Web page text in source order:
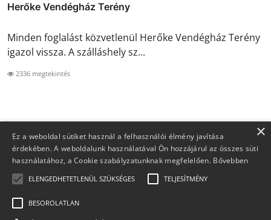
Herőke Vendégház Terény
Minden foglalást közvetlenül Herőke Vendégház Terény
igazol vissza. A szálláshely sz...
2336 megtekintés
Copyright 2026 Foglaljma.hu - Minden jog fenntartva.
×
Ez a weboldal sütiket használ a felhasználói élmény javítása
érdekében. A weboldalunk használatával Ön hozzájárul az összes süti
használatához, a Cookie szabályzatunknak megfelelően. Bővebben
ELENGEDHETETLENÜL SZÜKSÉGES TELJESÍTMÉNY
BESOROLATLAN